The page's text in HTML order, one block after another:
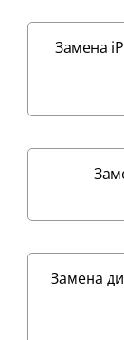
Замена
Замена